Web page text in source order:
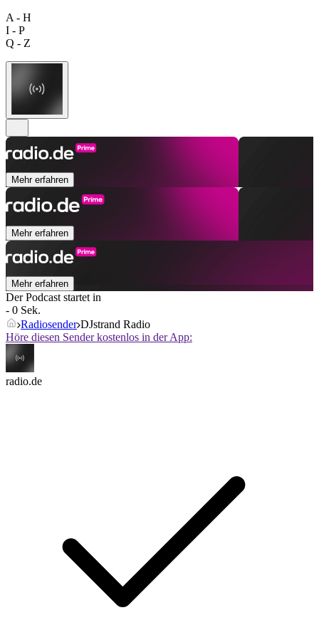
A - H
I - P
Q - Z
Mehr erfahren
Mehr erfahren
Mehr erfahren
Der Podcast startet in
- 0 Sek.
Radiosender DJstrand Radio
Höre diesen Sender kostenlos in der App:
radio.de